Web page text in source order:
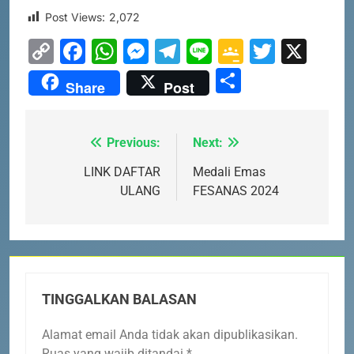
Post Views: 2,072
Copy
Link
Facebook
WhatsApp
Messenger
Telegram
LineGoogle
Share Post
NavigasiPrevious:
LINK DAFTAR
ULANG
Next:
Medali Emas
FESANAS 2024
TINGGALKAN BALASAN
Alamat email Anda tidak akan dipublikasikan.
DATANG KE SEKOLAH CUKUP